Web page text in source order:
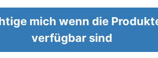
mich wenn die
verfügbar sind